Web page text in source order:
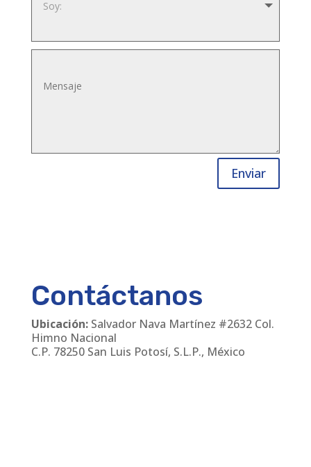
Enviar
Contáctanos
Ubicación:Salvador Nava Martínez #2632 Col.
Himno Nacional
C.P. 78250 San Luis Potosí, S.L.P., México